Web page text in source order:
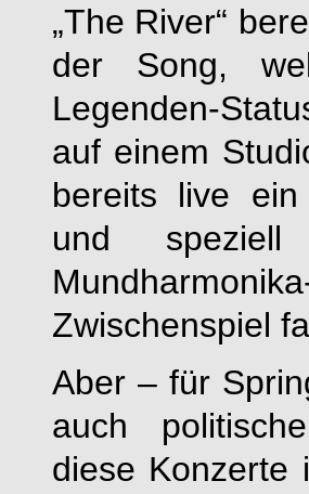
„The River“
der Song,
Legenden-
auf einem
bereits live
und
Zwischenspiel
Aber – für
auch
diese Konzerte